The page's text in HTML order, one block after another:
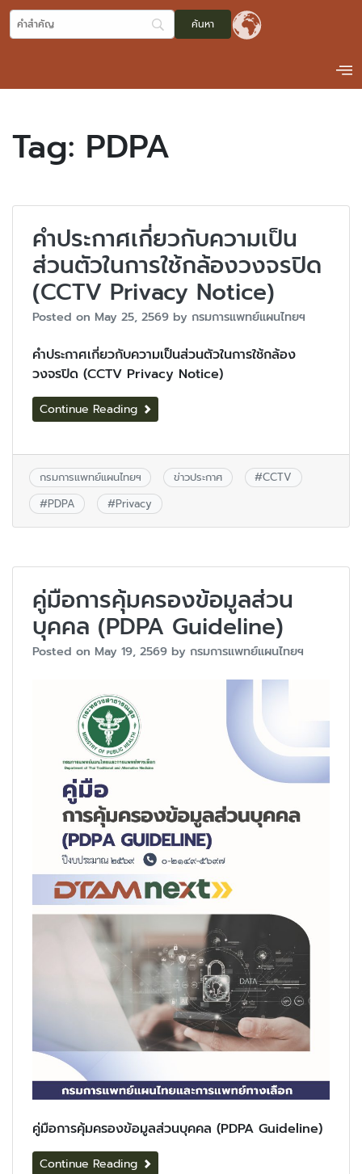
Tag: PDPA
คำประกาศเกี่ยวกับความเป็น
ส่วนตัวในการใช้กล้องวงจรปิด
(CCTV Privacy Notice)
Posted on May 25, 2569 by กรมการแพทย์แผนไทยฯ
คำประกาศเกี่ยวกับความเป็นส่วนตัวในการใช้กล้อง
วงจรปิด (CCTV Privacy Notice)
Continue Reading
กรมการแพทย์แผนไทยฯ ข่าวประกาศ #CCTV
#PDPA #Privacy
คู่มือการคุ้มครองข้อมูลส่วน
บุคคล (PDPA Guideline)
Posted on May 19, 2569 by กรมการแพทย์แผนไทยฯ
คู่มือการคุ้มครองข้อมูลส่วนบุคคล (PDPA Guideline)
Continue Reading